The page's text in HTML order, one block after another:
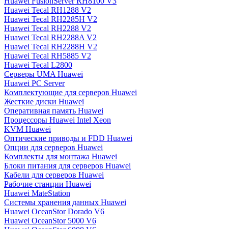
Huawei Tecal RH1288 V2
Huawei Tecal RH2285H V2
Huawei Tecal RH2288 V2
Huawei Tecal RH2288A V2
Huawei Tecal RH2288H V2
Huawei Tecal RH5885 V2
Huawei Tecal L2800
Серверы UMA Huawei
Huawei PC Server
Комплектующие для серверов Huawei
Жесткие диски Huawei
Оперативная память Huawei
Процессоры Huawei Intel Xeon
KVM Huawei
Оптические приводы и FDD Huawei
Опции для серверов Huawei
Комплекты для монтажа Huawei
Блоки питания для серверов Huawei
Кабели для серверов Huawei
Рабочие станции Huawei
Huawei MateStation
Системы хранения данных Huawei
Huawei OceanStor Dorado V6
Huawei OceanStor 5000 V6